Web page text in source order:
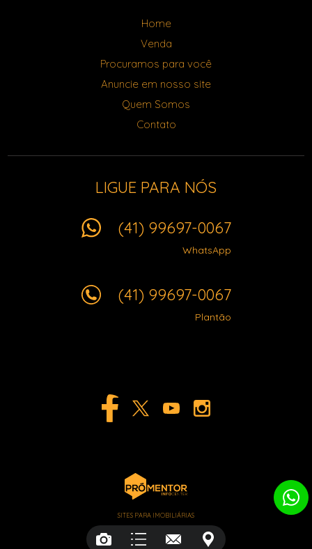
Home
Venda
Procuramos para você
Anuncie em nosso site
Quem Somos
Contato
LIGUE PARA NÓS
(41) 99697-0067
WhatsApp
(41) 99697-0067
Plantão
SITES PARA IMOBILIÁRIAS